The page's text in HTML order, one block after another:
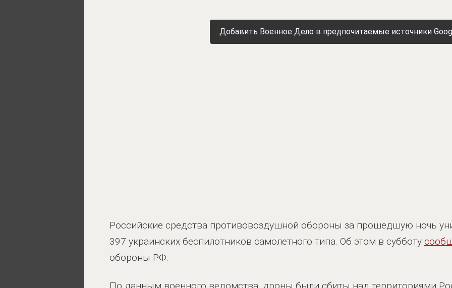
Добавить Военное Дело в предпочитаемые источники
Российские средства противовоздушной обороны за прошедшую ночь
397 украинских беспилотников самолетного типа. Об этом в субботу
обороны РФ.
По данным военного ведомства, дроны были сбиты над территориями